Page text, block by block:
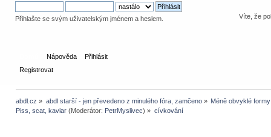
Přihlašte se svým uživatelským jménem a heslem. Víte, že
Nápověda
Přihlásit
Registrovat
abdl.cz » abdl starší - jen převedeno z minulého fóra, zamčeno» Méně obvyklé
Piss, scat, kaviar (Moderátor: PetrMyslivec) » cívkování